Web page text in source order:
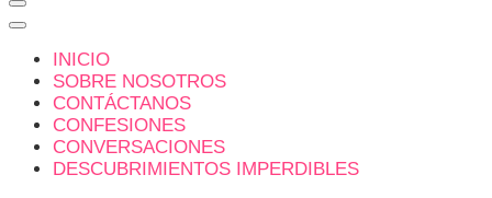
INICIO
SOBRE NOSOTROS
CONTÁCTANOS
CONFESIONES
CONVERSACIONES
DESCUBRIMIENTOS IMPERDIBLES